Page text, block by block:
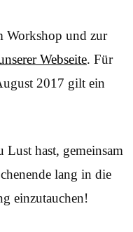
Workshop und zur
Webseite. Für
2017 gilt ein
hast, gemeinsam
lang in die
einzutauchen!